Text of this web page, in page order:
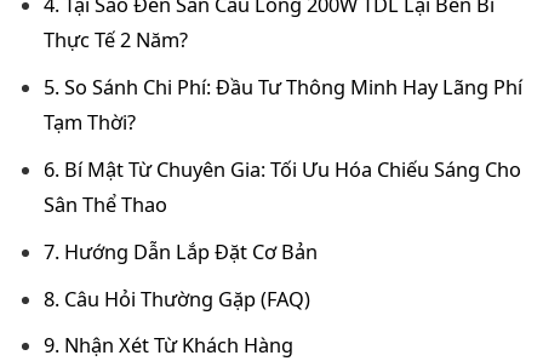
4. Tại Sao Đèn Sân Cầu Lông 200W TDL Lại Bền Bỉ
Thực Tế 2 Năm?
5. So Sánh Chi Phí: Đầu Tư Thông Minh Hay Lãng Phí
Tạm Thời?
6. Bí Mật Từ Chuyên Gia: Tối Ưu Hóa Chiếu Sáng Cho
Sân Thể Thao
7. Hướng Dẫn Lắp Đặt Cơ Bản
8. Câu Hỏi Thường Gặp (FAQ)
9. Nhận Xét Từ Khách Hàng